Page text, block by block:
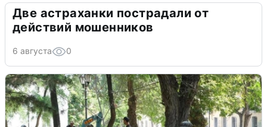
Две астраханки пострадали от
действий мошенников
6 августа 0